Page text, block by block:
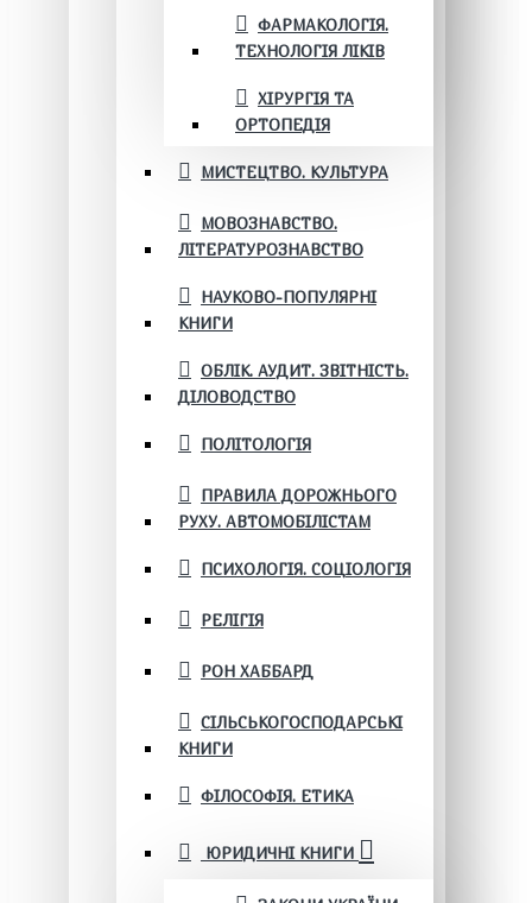
ФАРМАКОЛОГІЯ.
ТЕХНОЛОГІЯ ЛІКІВ
ХІРУРГІЯ ТА
ОРТОПЕДІЯ
МИСТЕЦТВО. КУЛЬТУРА
МОВОЗНАВСТВО.
ЛІТЕРАТУРОЗНАВСТВО
НАУКОВО-ПОПУЛЯРНІ
КНИГИ
ОБЛІК. АУДИТ. ЗВІТНІСТЬ.
ДІЛОВОДСТВО
ПОЛІТОЛОГІЯ
ПРАВИЛА ДОРОЖНЬОГО
РУХУ. АВТОМОБІЛІСТАМ
ПСИХОЛОГІЯ. СОЦІОЛОГІЯ
РЕЛІГІЯ
РОН ХАББАРД
СІЛЬСЬКОГОСПОДАРСЬКІ
КНИГИ
ФІЛОСОФІЯ. ЕТИКА
ЮРИДИЧНІ КНИГИ